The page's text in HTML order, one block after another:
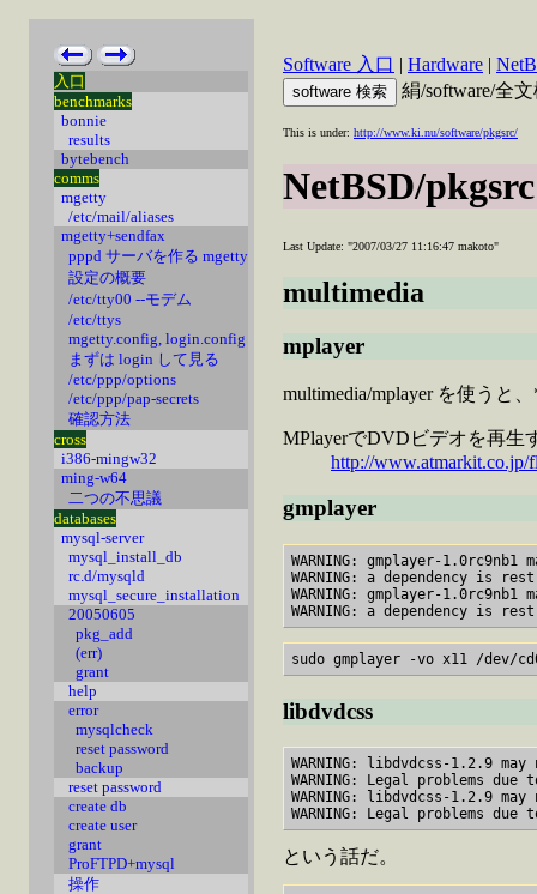
入口
benchmarks
bonnie
results
bytebench
comms
mgetty
/etc/mail/aliases
mgetty+sendfax
pppd サーバを作る mgetty
設定の概要
/etc/tty00 --モデム
/etc/ttys
mgetty.config, login.config
まずは login して見る
/etc/ppp/options
/etc/ppp/pap-secrets
確認方法
cross
i386-mingw32
ming-w64
二つの不思議
databases
mysql-server
mysql_install_db
rc.d/mysqld
mysql_secure_installation
20050605
pkg_add
(err)
grant
help
error
mysqlcheck
reset password
backup
reset password
create db
create user
grant
ProFTPD+mysql
操作
Software 入口 | Hardware |
絹/software/全
This is under: http://www.ki.nu/software/pkgsrc/
NetBSD/pkgsrc
Last Update: "2007/03/27 11:16:47 makoto"
multimedia
mplayer
multimedia/mplayer を使うと
MPlayerでDVDビデオを再生
http://www.atmarkit.co.jp/
gmplayer
WARNING: gmplayer-1.0rc9nb1
WARNING: a dependency is
WARNING: gmplayer-
libdvdcss
WARNING: libdvdcss-1.2.9
WARNING: Legal problems due
WARNING: libdvdcss-1.2.9
という話だ。